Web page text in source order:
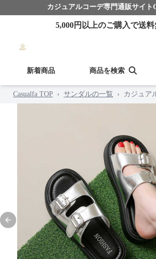
カジュアルコーデ専門通販サイト
5,000円以上のご購入で送
新着商品 商品を検索
Casualfa TOP › サンダルの一覧 › カジュア
Previous slide